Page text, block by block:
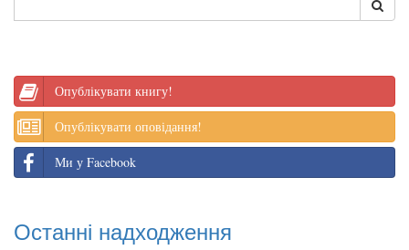
Опублікувати книгу!
Опублікувати оповідання!
Ми у Facebook
Останні надходження